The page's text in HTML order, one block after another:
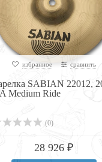
избранное сравнить
SABIAN 22012,
Medium Ride
(0)
28 926 ₽